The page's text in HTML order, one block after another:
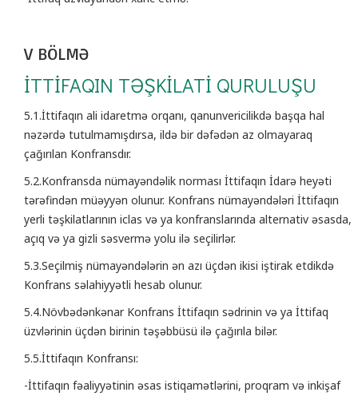
V BÖLMƏ
İTTİFAQIN TƏŞKİLATİ QURULUŞU
5.1.İttifaqın ali idaretmə orqanı, qanunvericilikdə başqa hal
nəzərdə tutulmamışdırsa, ildə bir dəfədən az olmayaraq
çağırılan Konfransdır.
5.2.Konfransda nümayəndəlik norması İttifaqın İdarə heyəti
tərəfindən müəyyən olunur. Konfrans nümayəndələri İttifaqın
yerli təşkilatlarının iclas və ya konfranslarında alternativ əsasda,
açıq və ya gizli səsvermə yolu ilə seçilirlər.
5.3.Seçilmiş nümayəndələrin ən azı üçdən ikisi iştirak etdikdə
Konfrans səlahiyyətli hesab olunur.
5.4.Növbədənkənar Konfrans İttifaqın sədrinin və ya İttifaq
üzvlərinin üçdən birinin təşəbbüsü ilə çağırıla bilər.
5.5.İttifaqın Konfransı:
-İttifaqın fəaliyyətinin əsas istiqamətlərini, proqram və inkişaf